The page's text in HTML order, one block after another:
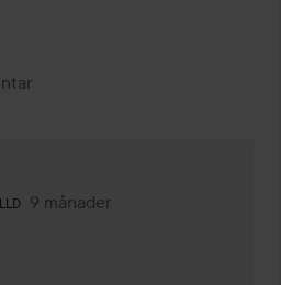
Tidigare anställd.
9 månader
Kommentaren lades 9 månader